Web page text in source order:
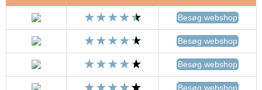
Besøg webshop
Besøg webshop
Besøg webshop
Besøg webshop